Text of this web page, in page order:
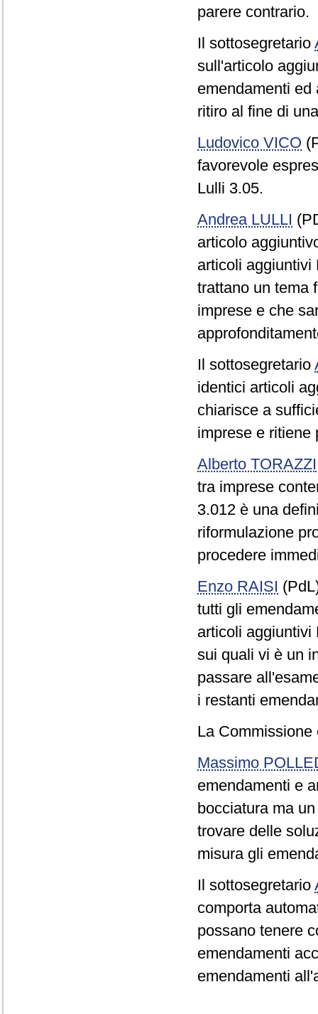
parere contrario.
Il sottosegretario
sull'articolo
emendamenti
ritiro al fine di
Ludovico VICO
favorevole
Lulli 3.05.
Andrea LULLI
articolo
articoli aggiuntivi
trattano un tema
imprese e che
Il sottosegretario
identici articoli
chiarisce a
imprese e ritiene
Alberto TORAZZI
tra imprese
3.012 è una
riformulazione
procedere
Enzo RAISI
tutti gli
articoli aggiuntivi
sui quali vi è un
passare
i restanti
La Commissione
Massimo
emendamenti e
bocciatura ma
trovare delle
misura gli
Il sottosegretario
comporta
possano tenere
emendamenti
emendamenti